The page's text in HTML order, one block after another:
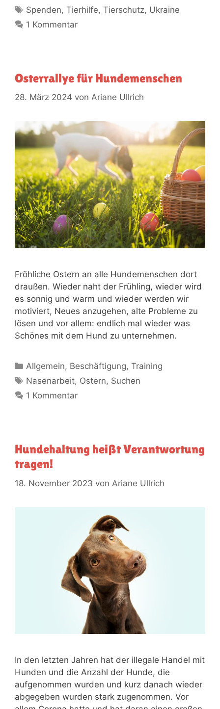
Spenden,Tierhilfe,Tierschutz, Ukraine
1 Kommentar
Osterrallye für Hundemenschen
28. März 2024 von Ariane Ullrich
Fröhliche Ostern an alle Hundemenschen dort
draußen. Wieder naht der Frühling, wieder wird
es sonnig und warm und wieder werden wir
motiviert, Neues anzugehen, alte Probleme zu
lösen und vor allem: endlich mal wieder was
Schönes mit dem Hund zu unternehmen.
Allgemein, Beschäftigung,Training
Nasenarbeit, Ostern, Suchen
1 Kommentar
Hundehaltung heißt Verantwortung
tragen!
18. November 2023 von Ariane Ullrich
In den letzten Jahren hat der illegale Handel mit
Hunden und die Anzahl der Hunde, die
aufgenommen wurden und kurz danach wieder
abgegeben wurden stark zugenommen. Vor